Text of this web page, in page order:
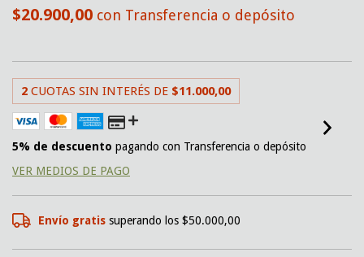
$20.900,00 con Transferencia o depósito
2 CUOTAS SIN INTERÉS DE $11.000,00
5% de descuento pagando con Transferencia o depósito
VER MEDIOS DE PAGO
Envío gratis superando los$50.000,00